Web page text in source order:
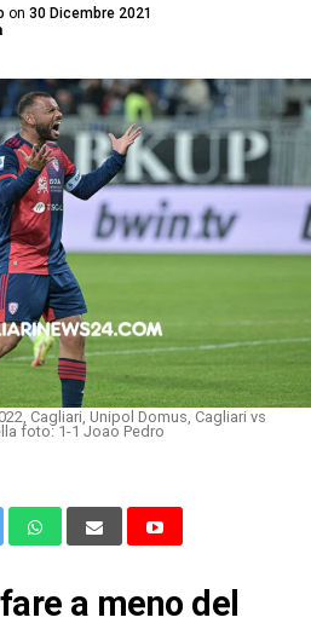
on 30 Dicembre 2021
Cagliari, Unipol Domus, Cagliari vs
foto: 1-1 Joao Pedro
a meno del